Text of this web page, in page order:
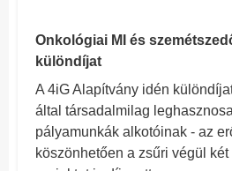
Onkológiai MI és
különdíjat
A 4iG Alapítvány idén
által társadalmilag
pályamunkák alkotóinak - az
köszönhetően a zsűri végül